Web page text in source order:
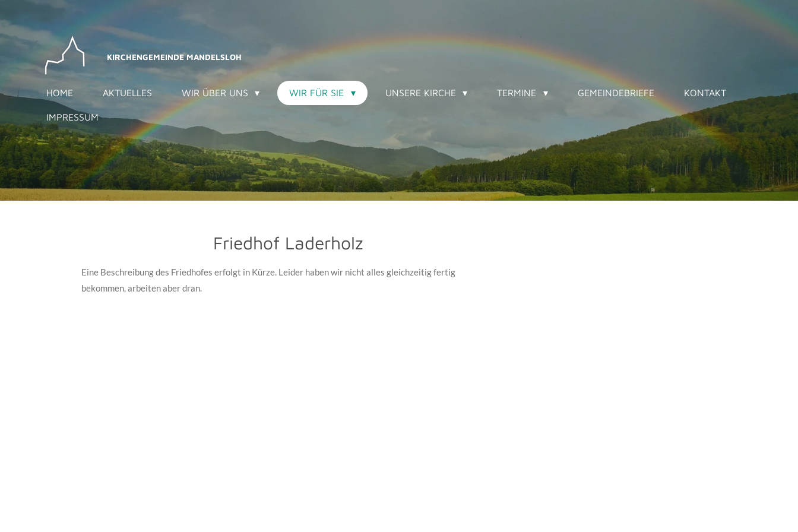
Hauptinhalt
KIRCHENGEMEINDE MANDELSLOH
HOME AKTUELLES WIR ÜBER UNS WIR FÜR SIE UNSERE KIRCHE TERMINE GEMEINDEBRIEFE KONTAKT
IMPRESSUM
Friedhof Laderholz
Eine Beschreibung des Friedhofes erfolgt in Kürze. Leider haben wir nicht alles gleichzeitig fertig
bekommen, arbeiten aber dran.